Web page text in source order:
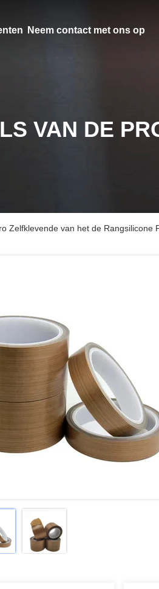
Neem contact met ons op
VAN DE
Zelfklevende van het de Rangsilicone